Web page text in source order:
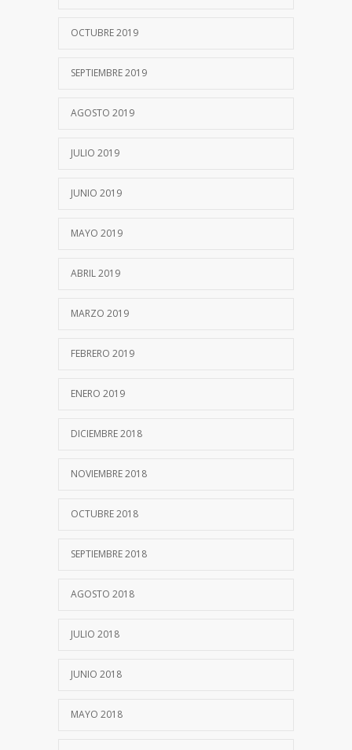
OCTUBRE 2019
SEPTIEMBRE 2019
AGOSTO 2019
JULIO 2019
JUNIO 2019
MAYO 2019
ABRIL 2019
MARZO 2019
FEBRERO 2019
ENERO 2019
DICIEMBRE 2018
NOVIEMBRE 2018
OCTUBRE 2018
SEPTIEMBRE 2018
AGOSTO 2018
JULIO 2018
JUNIO 2018
MAYO 2018